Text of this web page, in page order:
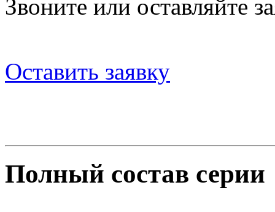
Звоните или оставляйте
Оставить заявку
Полный состав серии